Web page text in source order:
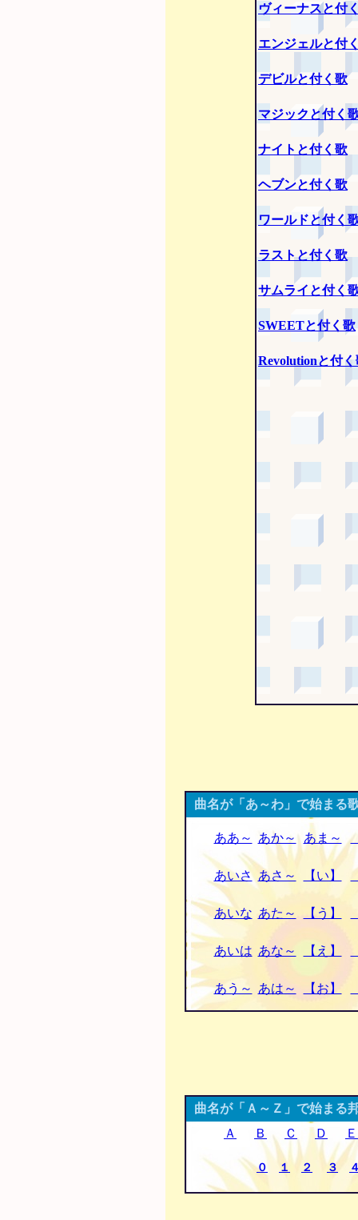
ヴィーナスと付
エンジェルと付
デビルと付く歌
マジックと付く
ナイトと付く歌
ヘブンと付く歌
ワールドと付く
ラストと付く歌
サムライと付く
SWEETと付く歌
Revolutionと付く
曲名が「あ～わ」で始まる
ああ～ あか～ あま～
あいさ あさ～ 【い】
あいな あた～ 【う】
あいは あな～ 【え】
あう～ あは～ 【お】
曲名が「Ａ～Ｚ」で始まる
Ａ
Ｂ Ｃ Ｄ Ｅ
０ １ ２ ３